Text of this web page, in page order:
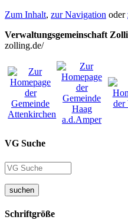
Zum Inhalt, zur Navigation oder
Verwaltungsgemeinschaft
zolling.de/
VG Suche
suchen
Schriftgröße